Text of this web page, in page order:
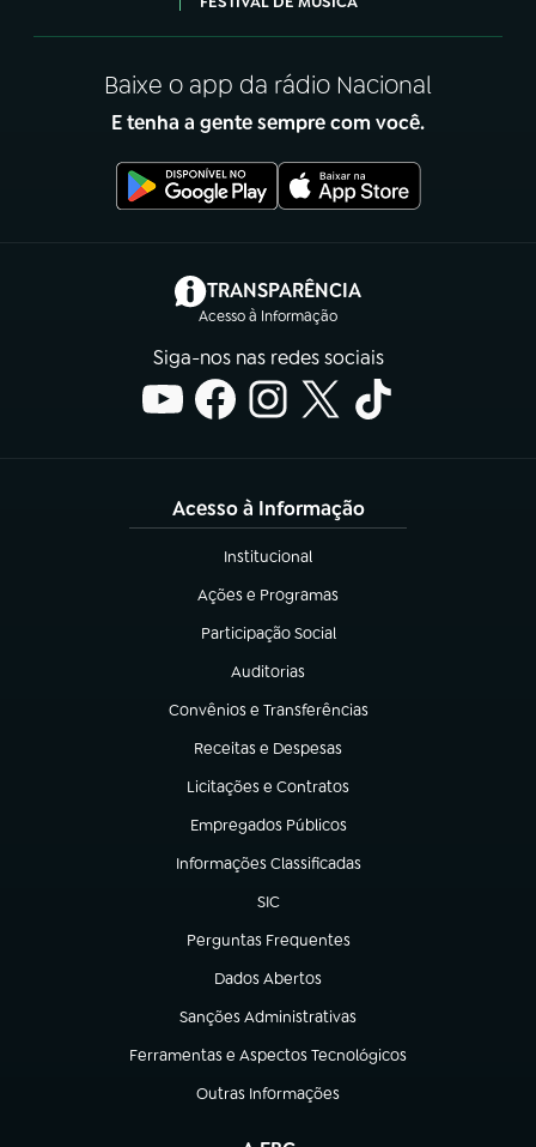
Baixe o app da rádio Nacional
E tenha a gente sempre com você.
TRANSPARÊNCIA
Acesso à Informação
(abre em nova aba)
Siga-nos nas redes sociais
Acesso à Informação
Institucional
(abre em nova aba)
Ações e Programas
(abre em nova aba)
Participação Social
(abre em nova aba)
Auditorias
(abre em nova aba)
Convênios e Transferências
(abre em nova aba)
Receitas e Despesas
(abre em nova aba)
Licitações e Contratos
(abre em nova aba)
Empregados Públicos
(abre em nova aba)
Informações Classificadas
(abre em nova aba)
SIC
(abre em nova aba)
Perguntas Frequentes
(abre em nova aba)
Dados Abertos
(abre em nova aba)
Sanções Administrativas
(abre em nova aba)
Ferramentas e Aspectos Tecnológicos
(abre em nova aba)
Outras Informações
(abre em nova aba)